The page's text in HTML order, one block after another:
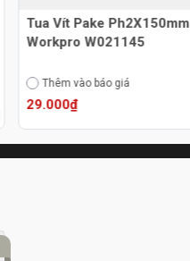
Tua Vít Pake Ph2X150mm
Workpro W021145
Thêm vào báo giá
29.000₫